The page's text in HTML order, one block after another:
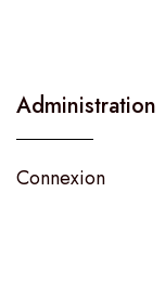
Administration
Connexion